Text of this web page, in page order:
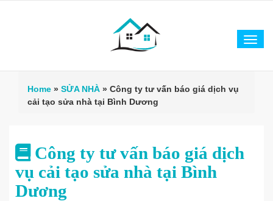
Home » SỬA NHÀ » Công ty tư vấn báo giá dịch vụ
cải tạo sửa nhà tại Bình Dương
Công ty tư vấn báo giá dịch
vụ cải tạo sửa nhà tại Bình
Dương